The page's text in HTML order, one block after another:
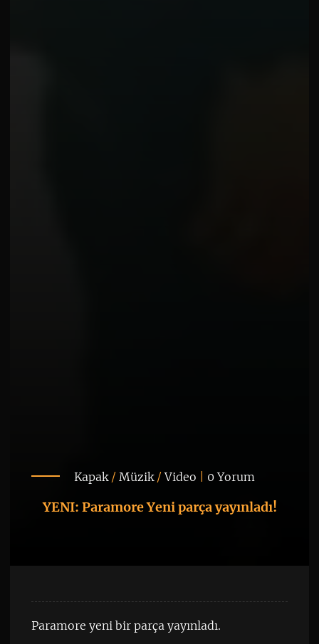
Kapak/ Müzik/Video 0 Yorum
YENI: Paramore Yeni parça yayınladı!
Paramore yeni bir parça yayınladı.